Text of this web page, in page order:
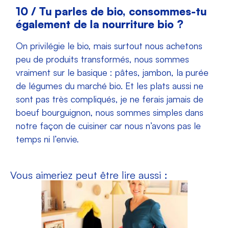
10 / Tu parles de bio, consommes-tu
également de la nourriture bio ?
On privilégie le bio, mais surtout nous achetons
peu de produits transformés, nous sommes
vraiment sur le basique : pâtes, jambon, la purée
de légumes du marché bio. Et les plats aussi ne
sont pas très compliqués, je ne ferais jamais de
boeuf bourguignon, nous sommes simples dans
notre façon de cuisiner car nous n’avons pas le
temps ni l’envie.
Vous aimeriez peut être lire aussi :